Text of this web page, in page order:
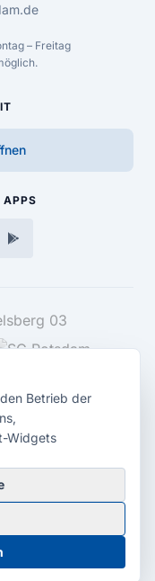
– Freitag
APPS
durch dieMedienagentur
Impressum
Betrieb der
Widgets